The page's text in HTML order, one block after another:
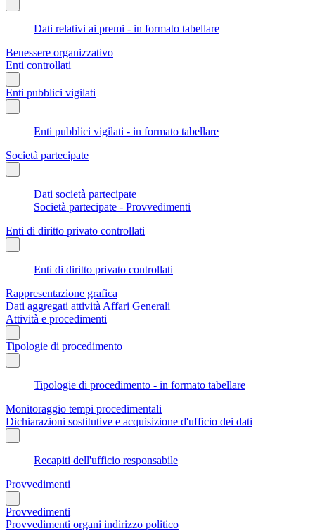
Dati relativi ai premi - in formato tabellare
Benessere organizzativo
Enti controllati
Enti pubblici vigilati
Enti pubblici vigilati - in formato tabellare
Società partecipate
Dati società partecipate
Società partecipate - Provvedimenti
Enti di diritto privato controllati
Enti di diritto privato controllati
Rappresentazione grafica
Dati aggregati attività Affari Generali
Attività e procedimenti
Tipologie di procedimento
Tipologie di procedimento - in formato tabellare
Monitoraggio tempi procedimentali
Dichiarazioni sostitutive e acquisizione d'ufficio dei dati
Recapiti dell'ufficio responsabile
Provvedimenti
Provvedimenti
Provvedimenti organi indirizzo politico